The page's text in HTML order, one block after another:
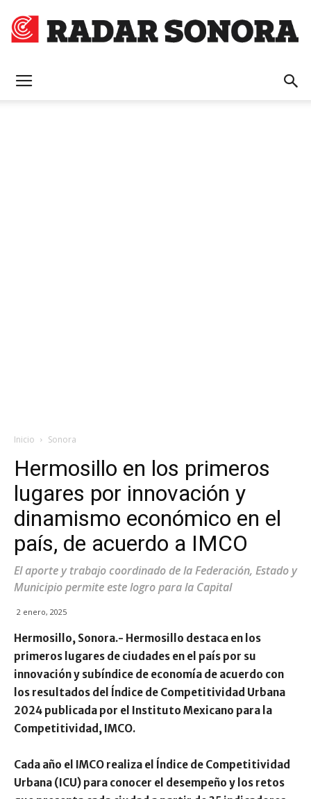
Inicio Sonora
Hermosillo en los primeros
lugares por innovación y
dinamismo económico en el
país, de acuerdo a IMCO
El aporte y trabajo coordinado de la Federación, Estado y
Municipio permite este logro para la Capital
2 enero, 2025
Hermosillo, Sonora.- Hermosillo destaca en los
primeros lugares de ciudades en el país por su
innovación y subíndice de economía de acuerdo con
los resultados del Índice de Competitividad Urbana
2024 publicada por el Instituto Mexicano para la
Competitividad, IMCO.
Cada año el IMCO realiza el Índice de Competitividad
Urbana (ICU) para conocer el desempeño y los retos